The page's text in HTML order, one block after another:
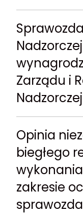
Zarządu i
Opinia
biegłego
zakresie